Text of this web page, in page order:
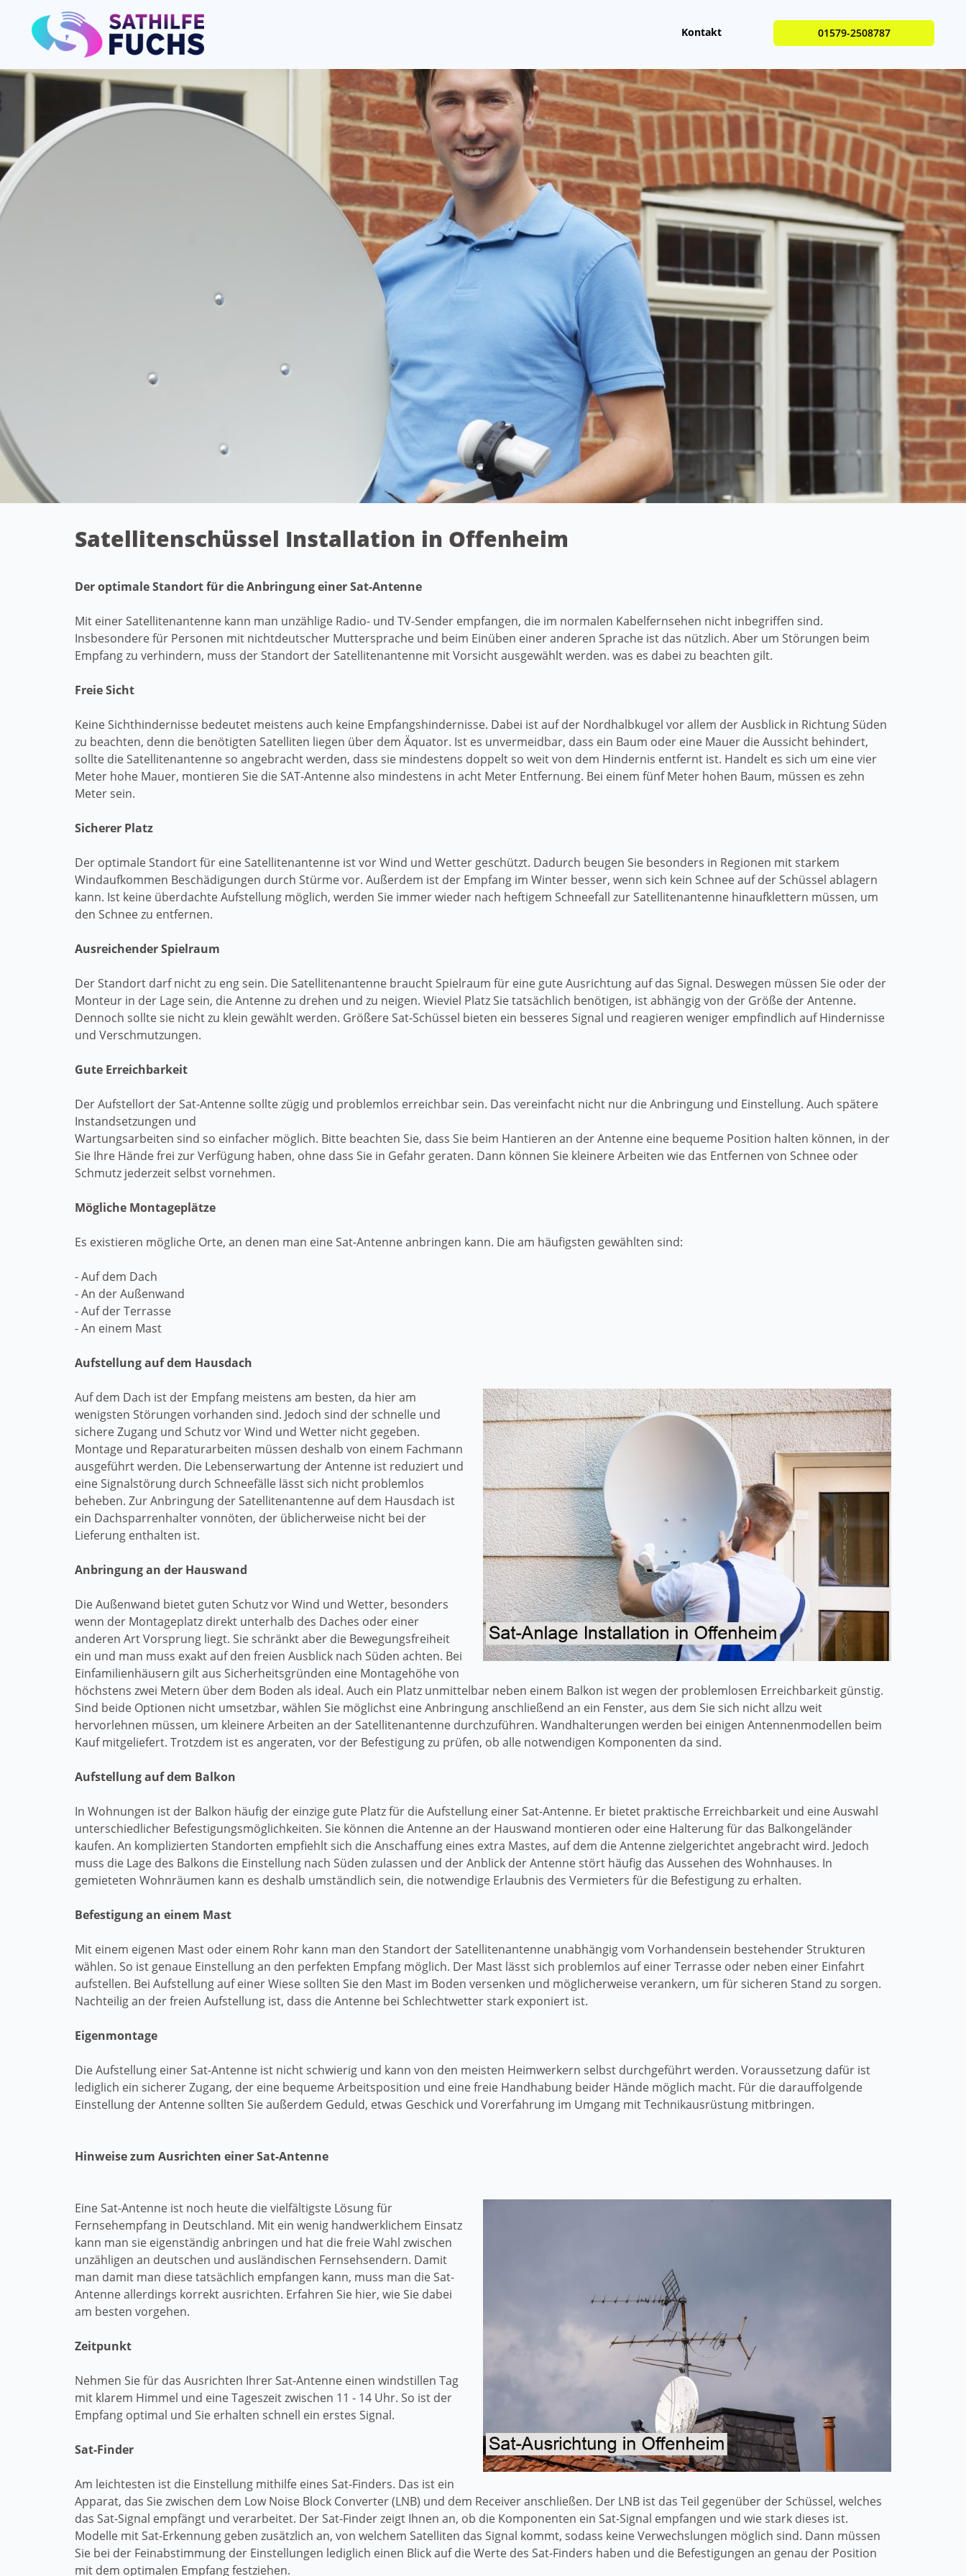
Kontakt 01579-2508787
Satellitenschüssel Installation in Offenheim
Der optimale Standort für die Anbringung einer Sat-Antenne
Mit einer Satellitenantenne kann man unzählige Radio- und TV-Sender empfangen, die im normalen Kabelfernsehen nicht inbegriffen sind.
Insbesondere für Personen mit nichtdeutscher Muttersprache und beim Einüben einer anderen Sprache ist das nützlich. Aber um Störungen beim
Empfang zu verhindern, muss der Standort der Satellitenantenne mit Vorsicht ausgewählt werden. was es dabei zu beachten gilt.
Freie Sicht
Keine Sichthindernisse bedeutet meistens auch keine Empfangshindernisse. Dabei ist auf der Nordhalbkugel vor allem der Ausblick in Richtung Süden
zu beachten, denn die benötigten Satelliten liegen über dem Äquator. Ist es unvermeidbar, dass ein Baum oder eine Mauer die Aussicht behindert,
sollte die Satellitenantenne so angebracht werden, dass sie mindestens doppelt so weit von dem Hindernis entfernt ist. Handelt es sich um eine vier
Meter hohe Mauer, montieren Sie die SAT-Antenne also mindestens in acht Meter Entfernung. Bei einem fünf Meter hohen Baum, müssen es zehn
Meter sein.
Sicherer Platz
Der optimale Standort für eine Satellitenantenne ist vor Wind und Wetter geschützt. Dadurch beugen Sie besonders in Regionen mit starkem
Windaufkommen Beschädigungen durch Stürme vor. Außerdem ist der Empfang im Winter besser, wenn sich kein Schnee auf der Schüssel ablagern
kann. Ist keine überdachte Aufstellung möglich, werden Sie immer wieder nach heftigem Schneefall zur Satellitenantenne hinaufklettern müssen, um
den Schnee zu entfernen.
Ausreichender Spielraum
Der Standort darf nicht zu eng sein. Die Satellitenantenne braucht Spielraum für eine gute Ausrichtung auf das Signal. Deswegen müssen Sie oder der
Monteur in der Lage sein, die Antenne zu drehen und zu neigen. Wieviel Platz Sie tatsächlich benötigen, ist abhängig von der Größe der Antenne.
Dennoch sollte sie nicht zu klein gewählt werden. Größere Sat-Schüssel bieten ein besseres Signal und reagieren weniger empfindlich auf Hindernisse
und Verschmutzungen.
Gute Erreichbarkeit
Der Aufstellort der Sat-Antenne sollte zügig und problemlos erreichbar sein. Das vereinfacht nicht nur die Anbringung und Einstellung. Auch spätere
Instandsetzungen und
Wartungsarbeiten sind so einfacher möglich. Bitte beachten Sie, dass Sie beim Hantieren an der Antenne eine bequeme Position halten können, in der
Sie Ihre Hände frei zur Verfügung haben, ohne dass Sie in Gefahr geraten. Dann können Sie kleinere Arbeiten wie das Entfernen von Schnee oder
Schmutz jederzeit selbst vornehmen.
Mögliche Montageplätze
Es existieren mögliche Orte, an denen man eine Sat-Antenne anbringen kann. Die am häufigsten gewählten sind:
- Auf dem Dach
- An der Außenwand
- Auf der Terrasse
- An einem Mast
Aufstellung auf dem Hausdach
Auf dem Dach ist der Empfang meistens am besten, da hier am
wenigsten Störungen vorhanden sind. Jedoch sind der schnelle und
sichere Zugang und Schutz vor Wind und Wetter nicht gegeben.
Montage und Reparaturarbeiten müssen deshalb von einem Fachmann
ausgeführt werden. Die Lebenserwartung der Antenne ist reduziert und
eine Signalstörung durch Schneefälle lässt sich nicht problemlos
beheben. Zur Anbringung der Satellitenantenne auf dem Hausdach ist
ein Dachsparrenhalter vonnöten, der üblicherweise nicht bei der
Lieferung enthalten ist.
Anbringung an der Hauswand
Die Außenwand bietet guten Schutz vor Wind und Wetter, besonders
wenn der Montageplatz direkt unterhalb des Daches oder einer
anderen Art Vorsprung liegt. Sie schränkt aber die Bewegungsfreiheit
ein und man muss exakt auf den freien Ausblick nach Süden achten. Bei
Einfamilienhäusern gilt aus Sicherheitsgründen eine Montagehöhe von
höchstens zwei Metern über dem Boden als ideal. Auch ein Platz unmittelbar neben einem Balkon ist wegen der problemlosen Erreichbarkeit günstig.
Sind beide Optionen nicht umsetzbar, wählen Sie möglichst eine Anbringung anschließend an ein Fenster, aus dem Sie sich nicht allzu weit
hervorlehnen müssen, um kleinere Arbeiten an der Satellitenantenne durchzuführen. Wandhalterungen werden bei einigen Antennenmodellen beim
Kauf mitgeliefert. Trotzdem ist es angeraten, vor der Befestigung zu prüfen, ob alle notwendigen Komponenten da sind.
Aufstellung auf dem Balkon
In Wohnungen ist der Balkon häufig der einzige gute Platz für die Aufstellung einer Sat-Antenne. Er bietet praktische Erreichbarkeit und eine Auswahl
unterschiedlicher Befestigungsmöglichkeiten. Sie können die Antenne an der Hauswand montieren oder eine Halterung für das Balkongeländer
kaufen. An komplizierten Standorten empfiehlt sich die Anschaffung eines extra Mastes, auf dem die Antenne zielgerichtet angebracht wird. Jedoch
muss die Lage des Balkons die Einstellung nach Süden zulassen und der Anblick der Antenne stört häufig das Aussehen des Wohnhauses. In
gemieteten Wohnräumen kann es deshalb umständlich sein, die notwendige Erlaubnis des Vermieters für die Befestigung zu erhalten.
Befestigung an einem Mast
Mit einem eigenen Mast oder einem Rohr kann man den Standort der Satellitenantenne unabhängig vom Vorhandensein bestehender Strukturen
wählen. So ist genaue Einstellung an den perfekten Empfang möglich. Der Mast lässt sich problemlos auf einer Terrasse oder neben einer Einfahrt
aufstellen. Bei Aufstellung auf einer Wiese sollten Sie den Mast im Boden versenken und möglicherweise verankern, um für sicheren Stand zu sorgen.
Nachteilig an der freien Aufstellung ist, dass die Antenne bei Schlechtwetter stark exponiert ist.
Eigenmontage
Die Aufstellung einer Sat-Antenne ist nicht schwierig und kann von den meisten Heimwerkern selbst durchgeführt werden. Voraussetzung dafür ist
lediglich ein sicherer Zugang, der eine bequeme Arbeitsposition und eine freie Handhabung beider Hände möglich macht. Für die darauffolgende
Einstellung der Antenne sollten Sie außerdem Geduld, etwas Geschick und Vorerfahrung im Umgang mit Technikausrüstung mitbringen.
Hinweise zum Ausrichten einer Sat-Antenne
Eine Sat-Antenne ist noch heute die vielfältigste Lösung für
Fernsehempfang in Deutschland. Mit ein wenig handwerklichem Einsatz
kann man sie eigenständig anbringen und hat die freie Wahl zwischen
unzähligen an deutschen und ausländischen Fernsehsendern. Damit
man damit man diese tatsächlich empfangen kann, muss man die Sat-
Antenne allerdings korrekt ausrichten. Erfahren Sie hier, wie Sie dabei
am besten vorgehen.
Zeitpunkt
Nehmen Sie für das Ausrichten Ihrer Sat-Antenne einen windstillen Tag
mit klarem Himmel und eine Tageszeit zwischen 11 - 14 Uhr. So ist der
Empfang optimal und Sie erhalten schnell ein erstes Signal.
Sat-Finder
Am leichtesten ist die Einstellung mithilfe eines Sat-Finders. Das ist ein
Apparat, das Sie zwischen dem Low Noise Block Converter (LNB) und dem Receiver anschließen. Der LNB ist das Teil gegenüber der Schüssel, welches
das Sat-Signal empfängt und verarbeitet. Der Sat-Finder zeigt Ihnen an, ob die Komponenten ein Sat-Signal empfangen und wie stark dieses ist.
Modelle mit Sat-Erkennung geben zusätzlich an, von welchem Satelliten das Signal kommt, sodass keine Verwechslungen möglich sind. Dann müssen
Sie bei der Feinabstimmung der Einstellungen lediglich einen Blick auf die Werte des Sat-Finders haben und die Befestigungen an genau der Position
mit dem optimalen Empfang festziehen.